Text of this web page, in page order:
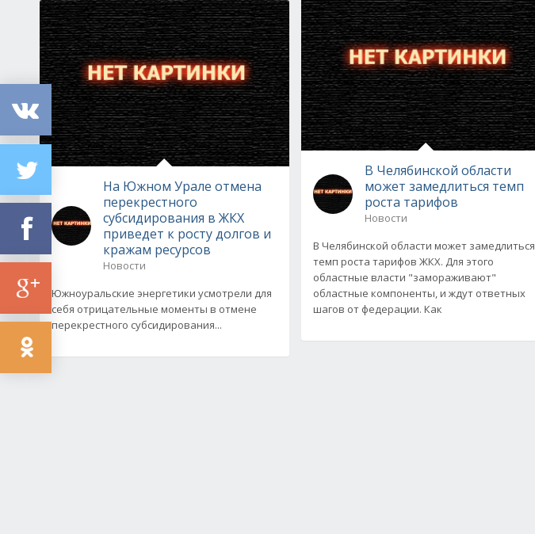
На Южном Урале отмена
перекрестного
субсидирования в ЖКХ
приведет к росту долгов и
кражам ресурсов
Новости
Южноуральские энергетики усмотрели для
себя отрицательные моменты в отмене
перекрестного субсидирования...
В Челябинской области
может замедлиться темп
роста тарифов
Новости
В Челябинской области может замедлиться
темп роста тарифов ЖКХ. Для этого
областные власти "замораживают"
областные компоненты, и ждут ответных
шагов от федерации. Как